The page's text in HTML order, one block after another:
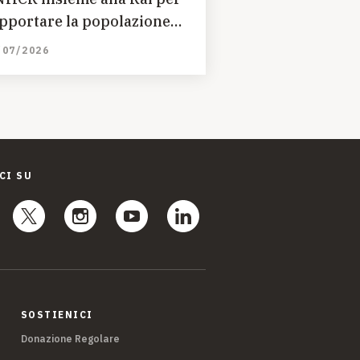
la popolazione
partita del cuore e sms
2026
SU
SOSTIENICI
Donazione Regolare